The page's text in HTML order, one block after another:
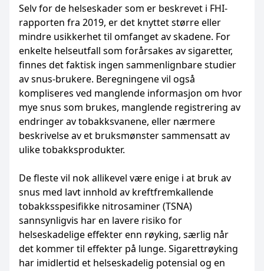
Selv for de helseskader som er beskrevet i FHI-
rapporten fra 2019, er det knyttet større eller
mindre usikkerhet til omfanget av skadene. For
enkelte helseutfall som forårsakes av sigaretter,
finnes det faktisk ingen sammenlignbare studier
av snus-brukere. Beregningene vil også
kompliseres ved manglende informasjon om hvor
mye snus som brukes, manglende registrering av
endringer av tobakksvanene, eller nærmere
beskrivelse av et bruksmønster sammensatt av
ulike tobakksprodukter.
De fleste vil nok allikevel være enige i at bruk av
snus med lavt innhold av kreftfremkallende
tobakksspesifikke nitrosaminer (TSNA)
sannsynligvis har en lavere risiko for
helseskadelige effekter enn røyking, særlig når
det kommer til effekter på lunge. Sigarettrøyking
har imidlertid et helseskadelig potensial og en